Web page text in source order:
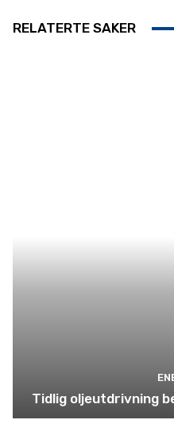
RELATERTE SAKER
Tidlig oljeutdrivning